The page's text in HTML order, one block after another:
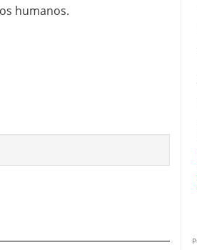
humanos.